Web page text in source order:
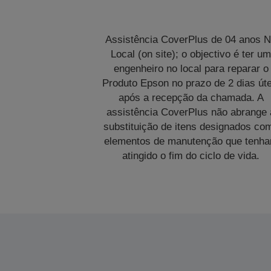
Assistência CoverPlus de 04 anos
Local (on site); o objectivo é ter um
engenheiro no local para reparar o
Produto Epson no prazo de 2 dias
após a recepção da chamada. A
assistência CoverPlus não abrange
substituição de itens designados
elementos de manutenção que
atingido o fim do ciclo de vida.